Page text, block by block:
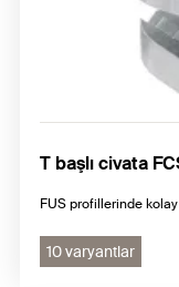
T başlı civata
FUS profillerinde
10 varyantlar